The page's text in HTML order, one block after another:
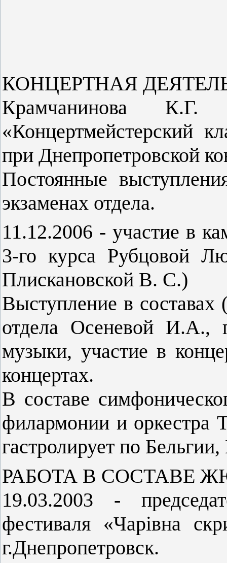
КОНЦЕРТНАЯ
Крамчанинова
«Концертмейстерский
при Днепропетровской
Постоянные
экзаменах отдела.
11.12.2006 - участие в
3-го курса Рубцовой
Плискановской В. С.)
Выступление в составах
отдела Осеневой И.А.,
музыки, участие в
концертах.
В составе
филармонии и оркестра
гастролирует по
РАБОТА В СОСТАВЕ
19.03.2003 -
фестиваля «Чарівна
г.Днепропетровск.